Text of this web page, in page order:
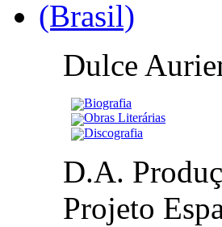
Dulce
Biografia
Obras Literárias
Discografia
D.A.
Projeto